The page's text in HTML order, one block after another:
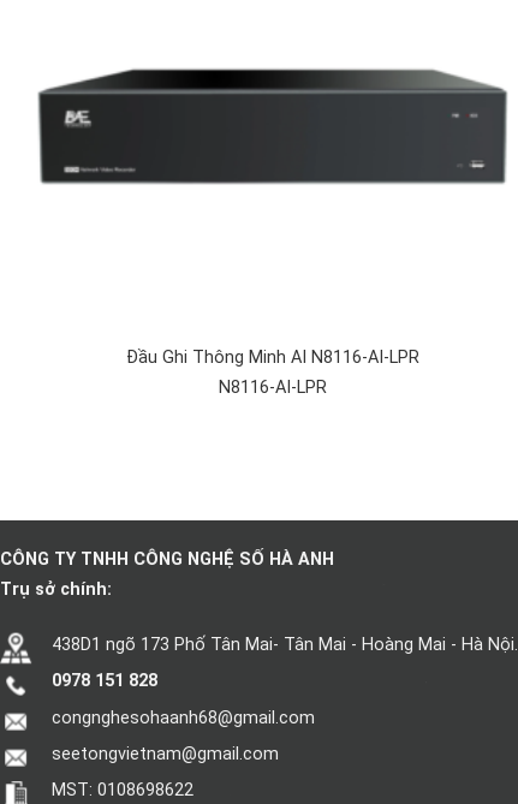
Đầu Ghi Thông Minh AI N8116-AI-LPR
N8116-AI-LPR
CÔNG TY TNHH CÔNG NGHỆ SỐ HÀ ANH
Trụ sở chính:
438D1 ngõ 173 Phố Tân Mai- Tân Mai - Hoàng Mai - Hà Nội.
0978 151 828
congnghesohaanh68@gmail.com
seetongvietnam@gmail.com
MST: 0108698622